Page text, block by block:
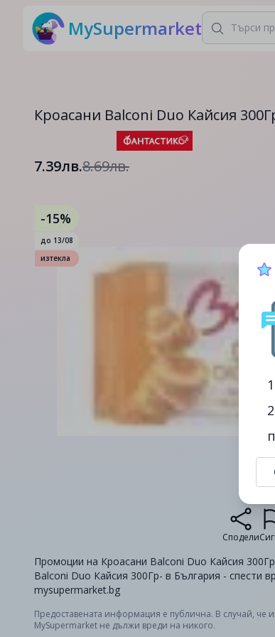
MySupermarket
Кроасани Balconi Duo Кайсия
7.39лв.8.69лв.
-15%
до 13/08
изтекла
Сподели
Промоции на Кроасани Balconi Duo Кайсия
Balconi Duo Кайсия 300Гр- в България - спести
mysupermarket.bg
Предоставената информация е публична. В случай, че
MySupermarket не дължи вреди на никого.